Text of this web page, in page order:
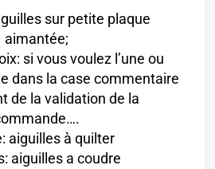
sur petite plaque
aimantée;
si vous voulez l’une ou
dans la case commentaire
de la validation de la
aiguilles à quilter
aiguilles a coudre